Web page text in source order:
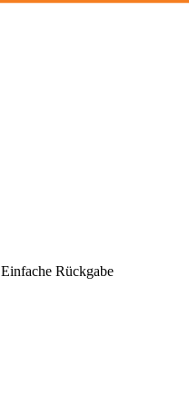
Einfache Rückgabe